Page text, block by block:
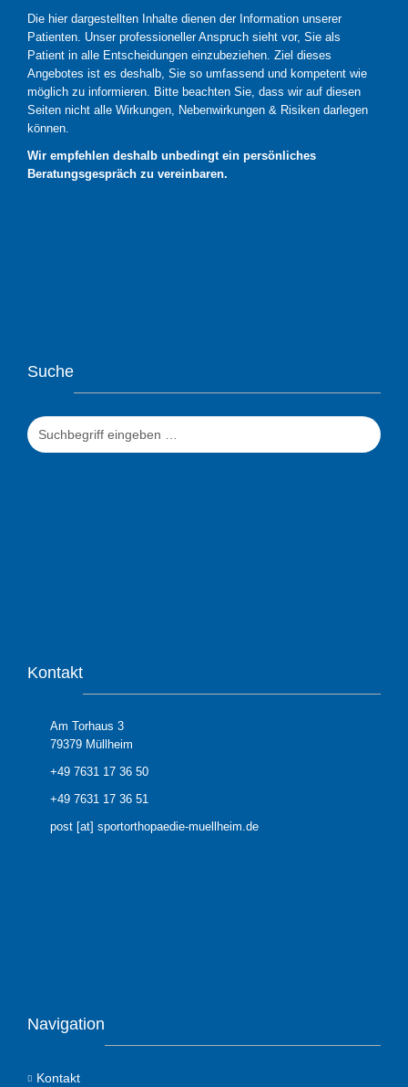
Die hier dargestellten Inhalte dienen der Information unserer
Patienten. Unser professioneller Anspruch sieht vor, Sie als
Patient in alle Entscheidungen einzubeziehen. Ziel dieses
Angebotes ist es deshalb, Sie so umfassend und kompetent wie
möglich zu informieren. Bitte beachten Sie, dass wir auf diesen
Seiten nicht alle Wirkungen, Nebenwirkungen & Risiken darlegen
können.
Wir empfehlen deshalb unbedingt ein persönliches
Beratungsgespräch zu vereinbaren.
Suche
Kontakt
Am Torhaus 3
79379 Müllheim
+49 7631 17 36 50
+49 7631 17 36 51
post [at] sportorthopaedie-muellheim.de
Navigation
Kontakt